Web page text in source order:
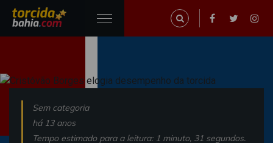
Sem categoria
há 13 anos
Tempo estimado para a leitura: 1 minuto, 31 segundos.